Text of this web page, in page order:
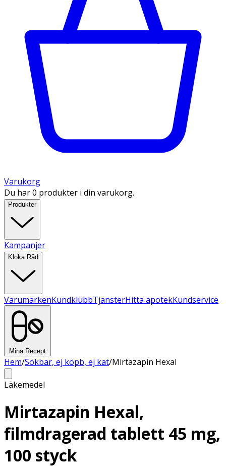
Varukorg
Du har 0 produkter i din varukorg.
Produkter
Kampanjer
Kloka Råd
VarumärkenKundklubbTjänsterHitta apotekKundservice
Mina Recept
Hem/Sökbar, ej köpb, ej kat/Mirtazapin Hexal
Läkemedel
Mirtazapin Hexal,
filmdragerad tablett 45 mg,
100 styck